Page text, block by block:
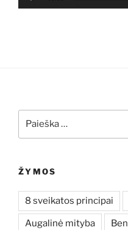
ŽYMOS
8 sveikatos principai
Augalinė mityba